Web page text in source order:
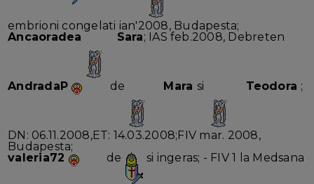
embrioni congelati ian'2008, Budapesta;
Ancaoradea
Sara; IAS feb.2008, Debreten
AndradaP de Mara si Teodora ;
DN: 06.11.2008,ET: 14.03.2008;FIV mar. 2008,
Budapesta;
valeria72
de si ingeras; - FIV 1 la Medsana